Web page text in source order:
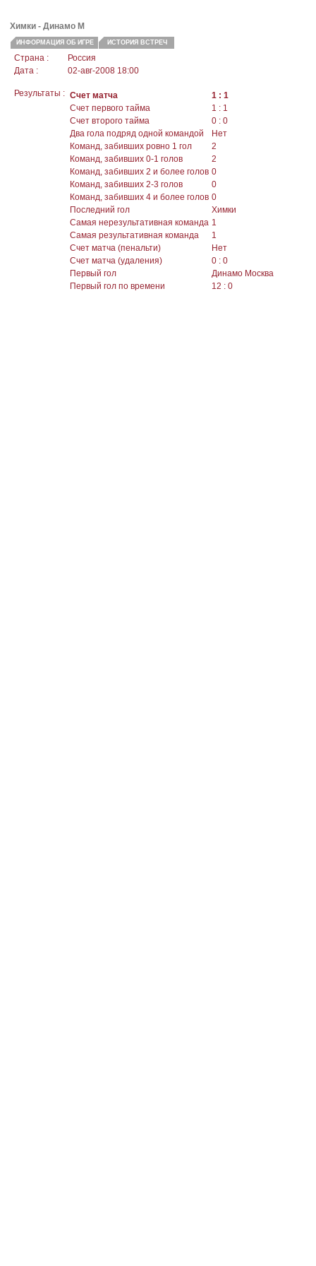
Химки - Динамо М
ИНФОРМАЦИЯ ОБ ИГРЕ ИСТОРИЯ ВСТРЕЧ
Страна :
Россия
Дата :
02-авг-2008 18:00
Результаты : Счет матча
1 : 1
Счет первого тайма
1 : 1
Счет второго тайма
0 : 0
Два гола подряд одной командой
Нет
Команд, забивших ровно 1 гол
2
Команд, забивших 0-1 голов
2
Команд, забивших 2 и более голов 0
Команд, забивших 2-3 голов
0
Команд, забивших 4 и более голов 0
Последний гол
Химки
Самая нерезультативная команда 1
Самая результативная команда
1
Счет матча (пенальти)
Нет
Счет матча (удаления)
0 : 0
Первый гол
Динамо Москва
Первый гол по времени
12 : 0